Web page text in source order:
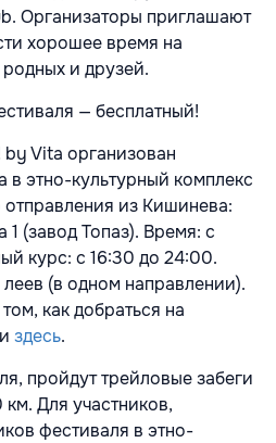
Организаторы приглашают
хорошее время на
и друзей.
— бесплатный!
Vita организован
в этно-культурный комплекс
из Кишинева:
(завод Топаз). Время: с
курс: с 16:30 до 24:00.
(в одном направлении).
как добраться на
здесь.
пройдут трейловые забеги
Для участников,
фестиваля в этно-